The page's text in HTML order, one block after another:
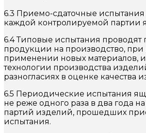
6.3 Приемо-сдаточные испытания
каждой контролируемой партии
6.4 Типовые испытания проводят
продукции на производство,
применении новых материалов,
технологии производства
разногласиях в оценке качества
6.5 Периодические испытания
не реже одного раза в два года
партий изделий, прошедших
испытания.